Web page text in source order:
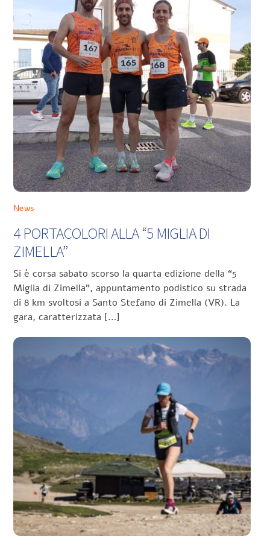
News
4 PORTACOLORI ALLA “5 MIGLIA DI
ZIMELLA”
Si è corsa sabato scorso la quarta edizione della “5
Miglia di Zimella”, appuntamento podistico su strada
di 8 km svoltosi a Santo Stefano di Zimella (VR). La
gara, caratterizzata […]